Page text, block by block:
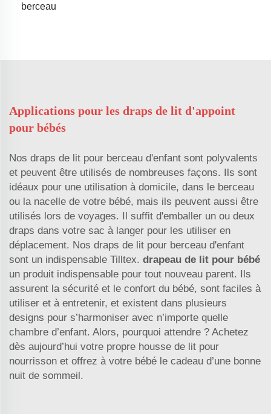
berceau
Applications pour les draps de lit d'appoint
pour bébés
Nos draps de lit pour berceau d'enfant sont polyvalents
et peuvent être utilisés de nombreuses façons. Ils sont
idéaux pour une utilisation à domicile, dans le berceau
ou la nacelle de votre bébé, mais ils peuvent aussi être
utilisés lors de voyages. Il suffit d'emballer un ou deux
draps dans votre sac à langer pour les utiliser en
déplacement. Nos draps de lit pour berceau d'enfant
sont un indispensable Tilltex. drapeau de lit pour bébé
un produit indispensable pour tout nouveau parent. Ils
assurent la sécurité et le confort du bébé, sont faciles à
utiliser et à entretenir, et existent dans plusieurs
designs pour s’harmoniser avec n’importe quelle
chambre d’enfant. Alors, pourquoi attendre ? Achetez
dès aujourd’hui votre propre housse de lit pour
nourrisson et offrez à votre bébé le cadeau d’une bonne
nuit de sommeil.